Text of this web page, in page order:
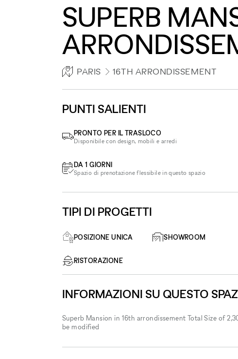
SUPERB
PARIS 16TH ARRONDISSEMENT
PUNTI SALIENTI
PRONTO PER IL TRASLOCO
Disponibile con design, mobili e arredi
DA 1 GIORNI
Spazio di prenotazione flessibile in questo spazio
TIPI DI PROGETTI
POSIZIONE UNICA SHOWROOM
RISTORAZIONE
INFORMAZIONI SU QUESTO
Superb Mansion in 16th arrondissement Total Size of
be modified